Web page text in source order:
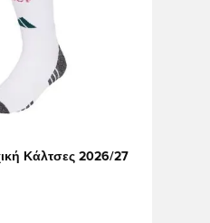
Κάλτσες 2026/27